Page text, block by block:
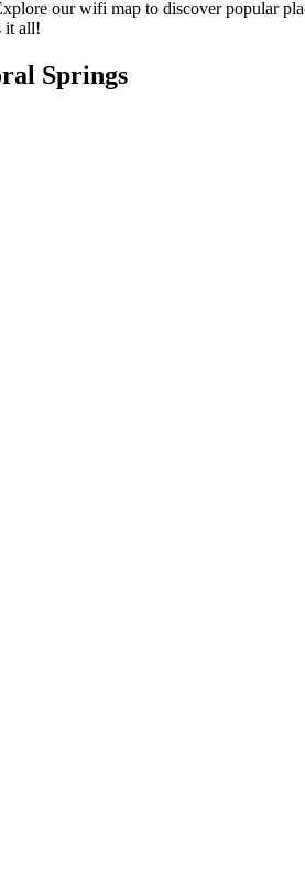
our wifi map to discover popular
it all!
Springs